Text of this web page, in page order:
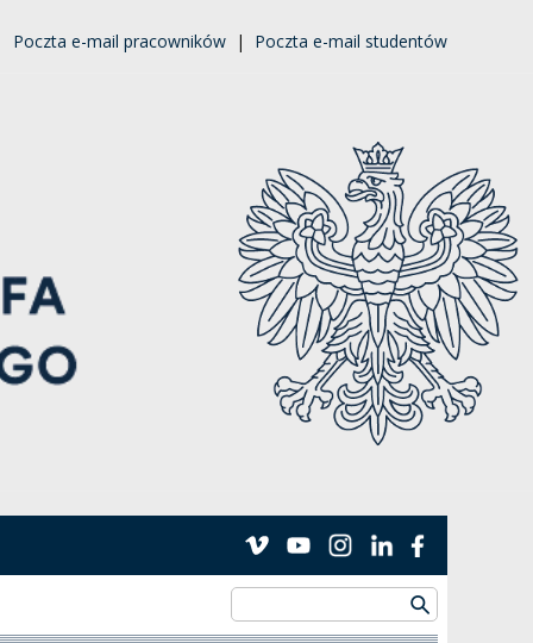
Poczta e-mail pracowników | Poczta e-mail studentów